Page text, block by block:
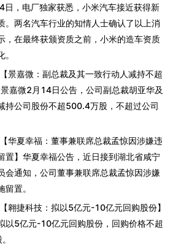
日，电厂独家获悉，小米汽车接近获得新
。两名汽车行业的知情人士确认了以上消
，在最终获颁资质之前，小米的造车资质
嘉微：副总裁及其一致行动人减持不超
嘉微2月14日公告，公司副总裁胡亚华及
持公司股份不超500.4万股，不超过公司
夏幸福：董事兼联席总裁孟惊因涉嫌违
置】华夏幸福公告，近日接到湖北省咸宁
会通知，公司董事兼联席总裁孟惊因涉嫌
置。
捷科技：拟以5亿元-10亿元回购股份】
以5亿元-10亿元回购股份，回购价格不超